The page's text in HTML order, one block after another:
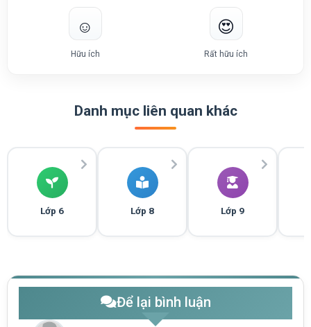
☺️
Hữu ích
😍
Rất hữu ích
Danh mục liên quan khác
Lớp 6 Lớp 8 Lớp 9
Để lại bình luận